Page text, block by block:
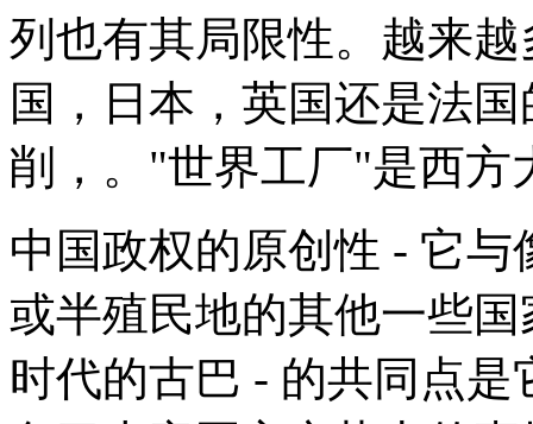
列也有其局限性。越来
国，日本，英国还是法
削，。"世界工厂"是西方
中国政权的原创性 - 它
或半殖民地的其他一些
时代的古巴 - 的共同点